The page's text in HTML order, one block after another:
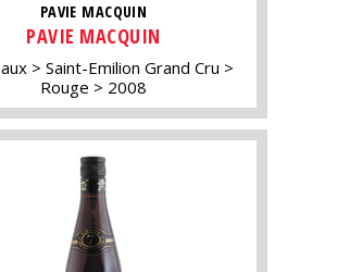
PAVIE MACQUIN
PAVIE MACQUIN
Saint-Emilion Grand Cru
Rouge
2008